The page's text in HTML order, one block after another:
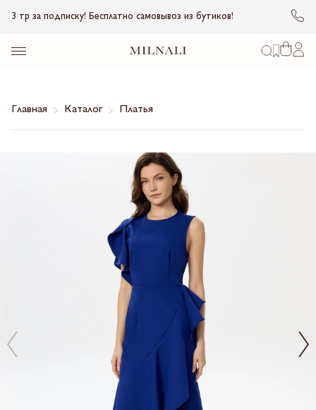
3 тр за подписку! Бесплатно самовывоз из бутиков!
Главная Каталог Платья